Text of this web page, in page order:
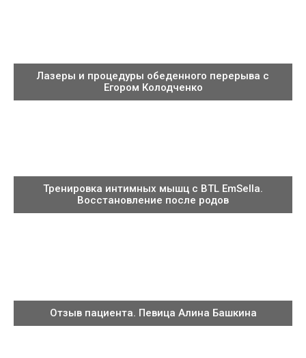
Лазеры и процедуры обеденного перерыва с
Егором Колодченко
Тренировка интимных мышц с BTL EmSella.
Восстановление после родов
Отзыв пациента. Певица Алина Башкина